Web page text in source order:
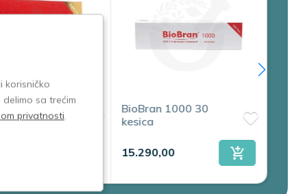
250mg 50
BioBran 1000 30
kesica
15.290,00
korisničko
sa trećim
privatnosti.